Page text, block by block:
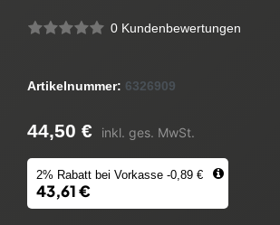
0 Kundenbewertungen
Artikelnummer: 6326909
44,50 € inkl. ges. MwSt.
2% Rabatt bei Vorkasse -0,89 €
43,61 €